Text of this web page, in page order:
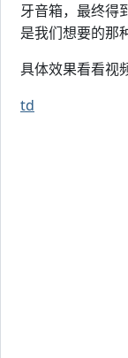
牙音箱，最终得
是我们想要的
具体效果看看视
td